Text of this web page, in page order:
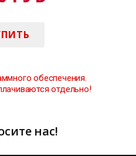
обеспечения.
отдельно!
нас!